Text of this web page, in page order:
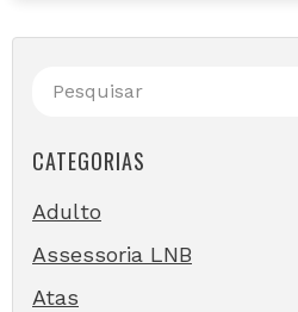
CATEGORIAS
Adulto
Assessoria LNB
Atas